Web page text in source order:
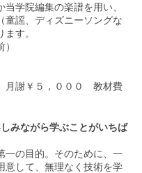
学院編集の楽譜を用い、
童謡、ディズニーソングな
す。
￥５，０００ 教材費
みながら学ぶことがいちば
一の目的。そのために、一
意して、無理なく技術を学